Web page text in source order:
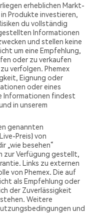
erheblichen Markt-
Produkte investieren,
du vollständig
Informationen
und stellen keine
um eine Empfehlung,
oder zu verkaufen
verfolgen. Phemex
Eignung oder
oder eines
Informationen findest
in unserem
genannten
Preis) von
„wie besehen“
zur Verfügung gestellt,
Links zu externen
von Phemex. Die auf
als Empfehlung oder
der Zuverlässigkeit
Weitere
und